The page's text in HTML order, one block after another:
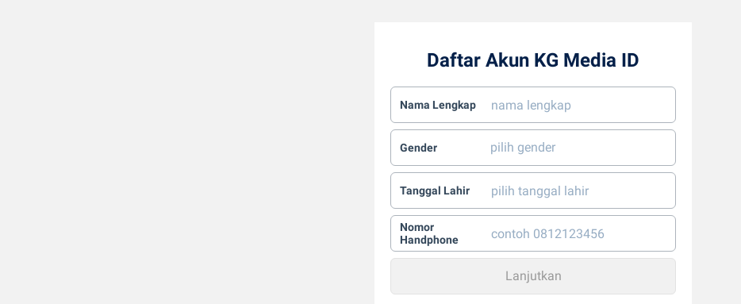
Daftar Akun KG Media ID
Nama Lengkap
Gender
Tanggal Lahir
Nomor
Handphone